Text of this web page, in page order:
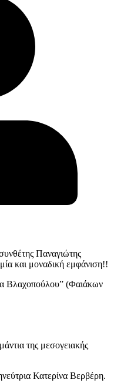
Παναγιώτης
και μοναδική εμφάνιση!!
Βλαχοπούλου” (Φαιάκων
της μεσογειακής
Κατερίνα Βερβέρη.